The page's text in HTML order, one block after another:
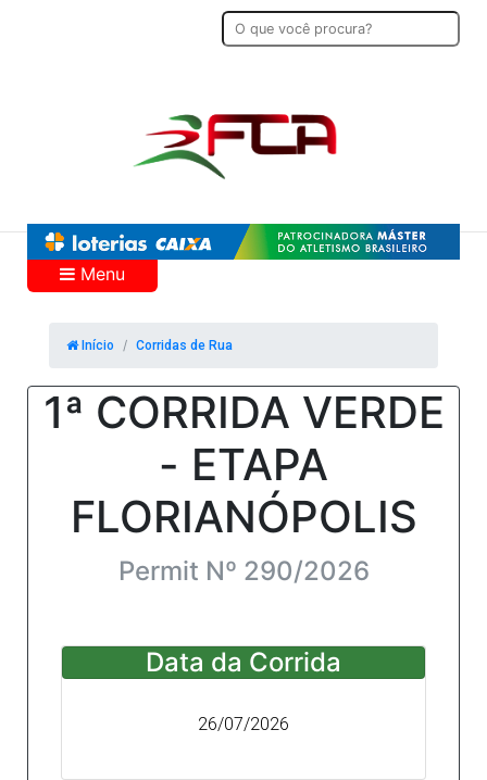
Menu
Início Corridas de Rua
1ª CORRIDA VERDE
- ETAPA
FLORIANÓPOLIS
Permit Nº 290/2026
Data da Corrida
26/07/2026